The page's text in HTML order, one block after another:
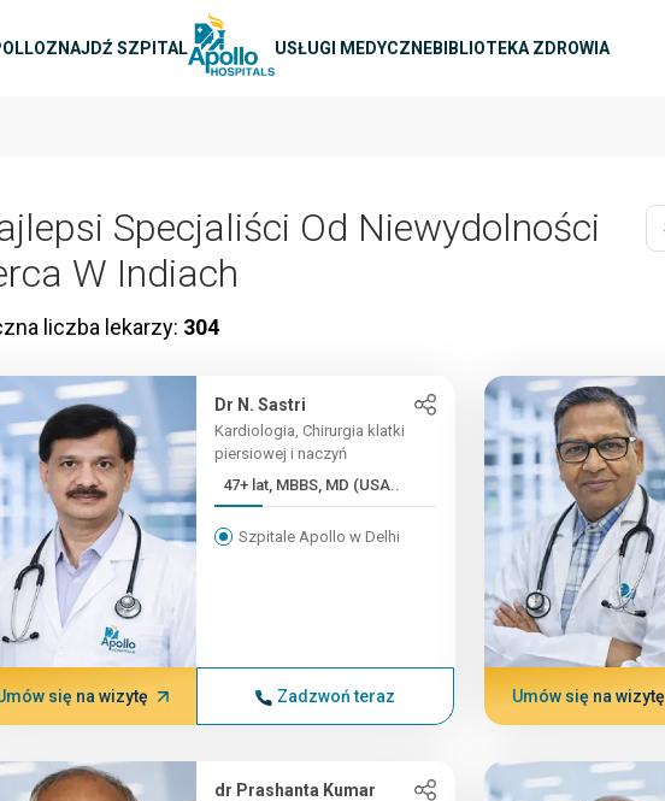
nawigacja
ZNAJDŹ SZPITAL USŁUGI MEDYCZNEBIBLIOTEKA ZDROWIA
Specjaliści Od Niewydolności
W Indiach
liczba lekarzy: 304
Dr N. Sastri
Kardiologia, Chirurgia klatki
piersiowej i naczyń
47+ lat, MBBS, MD (USA..
Szpitale Apollo w Delhi
się na wizytę Zadzwoń teraz Umów się na wizytę
dr Prashanta Kumar